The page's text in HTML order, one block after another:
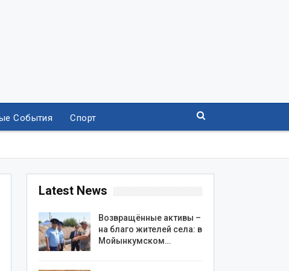
События Спорт
Latest News
Возвращённые активы –
на благо жителей села: в
Мойынкумском…